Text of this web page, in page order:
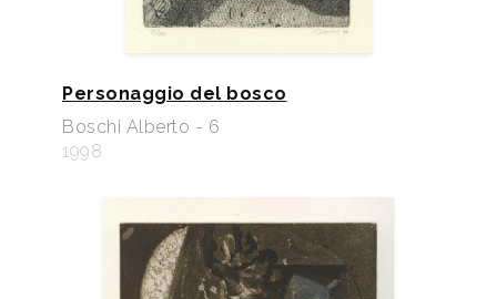
Personaggio del bosco
Boschi Alberto - 6
1998